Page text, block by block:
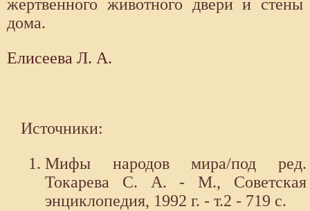
жертвенного животного двери и стены
дома.
Елисеева Л. А.
Источники:
Мифы народов мира/под ред.
Токарева С. А. - М., Советская
энциклопедия, 1992 г. - т.2 - 719 с.